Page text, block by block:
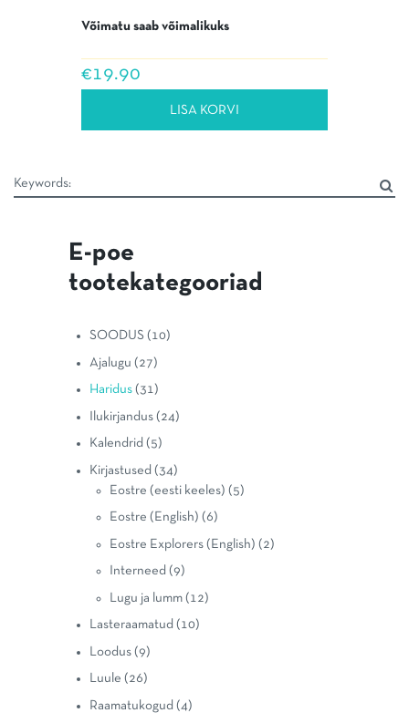
Võimatu saab võimalikuks
€19.90
LISA KORVI
E-poe
tootekategooriad
SOODUS (10)
Ajalugu (27)
Haridus (31)
Ilukirjandus (24)
Kalendrid (5)
Kirjastused (34)
Eostre (eesti keeles) (5)
Eostre (English) (6)
Eostre Explorers (English) (2)
Interneed (9)
Lugu ja lumm (12)
Lasteraamatud (10)
Loodus (9)
Luule (26)
Raamatukogud (4)